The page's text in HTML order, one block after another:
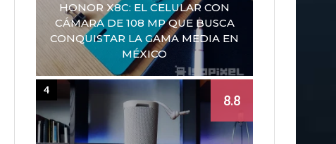
HONOR X8C: EL CELULAR CON
CÁMARA DE 108 MP QUE BUSCA
CONQUISTAR LA GAMA MEDIA EN
MÉXICO
8.8
4